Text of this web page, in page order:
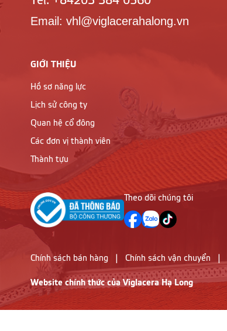
Email: vhl@viglacerahalong.vn
GIỚI THIỆU
Hồ sơ năng lực
Lịch sử công ty
Quan hệ cổ đông
Các đơn vị thành viên
Thành tựu
Theo dõi chúng tôi
Chính sách bán hàng Chính sách vận chuyển
Website chính thức của Viglacera Hạ Long